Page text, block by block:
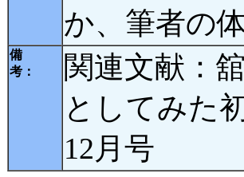
か、筆者の
備
考：
関連文献：
としてみた
12月号